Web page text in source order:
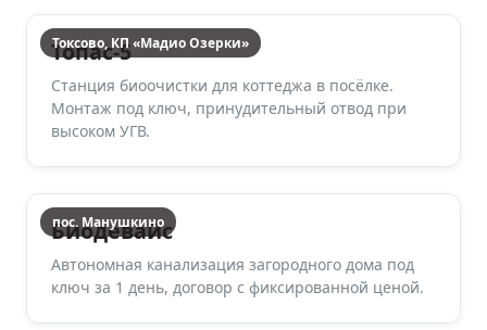
Токсово, КП «Мадио Озерки»
Топас-5
Станция биоочистки для коттеджа в посёлке.
Монтаж под ключ, принудительный отвод при
высоком УГВ.
пос. Манушкино
Биодевайс
Автономная канализация загородного дома под
ключ за 1 день, договор с фиксированной ценой.